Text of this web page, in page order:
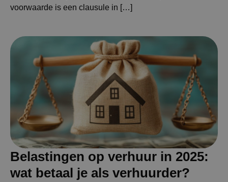
voorwaarde is een clausule in […]
Belastingen op verhuur in 2025:
wat betaal je als verhuurder?